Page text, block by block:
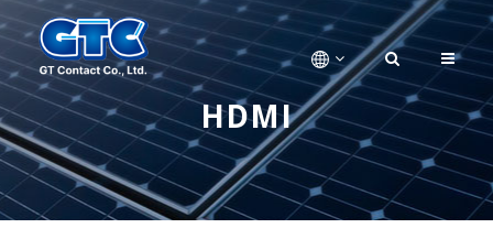
HDMI